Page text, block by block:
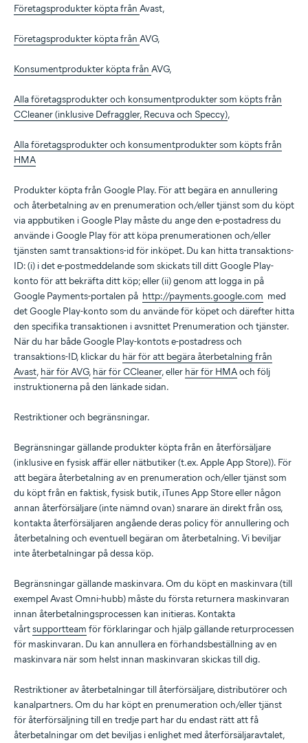
Företagsprodukter köpta från Avast,
Företagsprodukter köpta från AVG,
Konsumentprodukter köpta från AVG,
Alla företagsprodukter och konsumentprodukter som köpts från
CCleaner (inklusive Defraggler, Recuva och Speccy),
Alla företagsprodukter och konsumentprodukter som köpts från
HMA
Produkter köpta från Google Play. För att begära en annullering
och återbetalning av en prenumeration och/eller tjänst som du köpt
via appbutiken i Google Play måste du ange den e-postadress du
använde i Google Play för att köpa prenumerationen och/eller
tjänsten samt transaktions-id för inköpet. Du kan hitta transaktions-
ID: (i) i det e-postmeddelande som skickats till ditt Google Play-
konto för att bekräfta ditt köp; eller (ii) genom att logga in på
Google Payments-portalen på http://payments.google.com med
det Google Play-konto som du använde för köpet och därefter hitta
den specifika transaktionen i avsnittet Prenumeration och tjänster.
När du har både Google Play-kontots e-postadress och
transaktions-ID, klickar du här för att begära återbetalning från
Avast, här för AVG, här för CCleaner, eller här för HMAoch följ
instruktionerna på den länkade sidan.
Restriktioner och begränsningar.
Begränsningar gällande produkter köpta från en återförsäljare
(inklusive en fysisk affär eller nätbutiker (t.ex. Apple App Store)). För
att begära återbetalning av en prenumeration och/eller tjänst som
du köpt från en faktisk, fysisk butik, iTunes App Store eller någon
annan återförsäljare (inte nämnd ovan) snarare än direkt från oss,
kontakta återförsäljaren angående deras policy för annullering och
återbetalning och eventuell begäran om återbetalning. Vi beviljar
inte återbetalningar på dessa köp.
Begränsningar gällande maskinvara. Om du köpt en maskinvara (till
exempel Avast Omni-hubb) måste du första returnera maskinvaran
innan återbetalningsprocessen kan initieras. Kontakta
vårtsupportteam för förklaringar och hjälp gällande returprocessen
för maskinvaran. Du kan annullera en förhandsbeställning av en
maskinvara när som helst innan maskinvaran skickas till dig.
Restriktioner av återbetalningar till återförsäljare, distributörer och
kanalpartners. Om du har köpt en prenumeration och/eller tjänst
för återförsäljning till en tredje part har du endast rätt att få
återbetalningar om det beviljas i enlighet med återförsäljaravtalet,